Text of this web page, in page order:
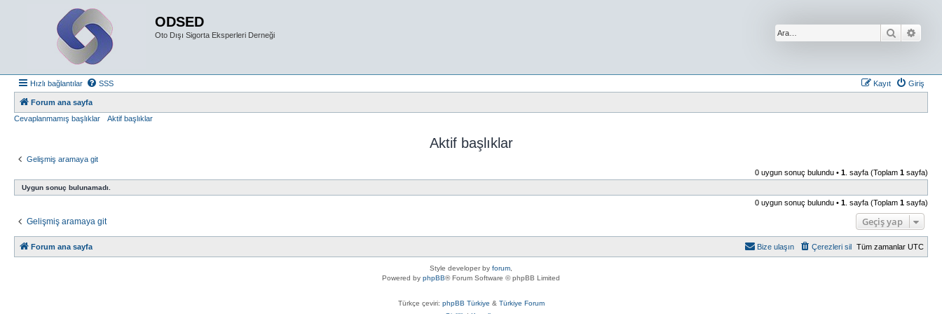
ODSED
Oto Dışı Sigorta Eksperleri Derneği Ara
Hızlı bağlantılar SSS Giriş
Kayıt
Forum ana sayfa
Cevaplanmamış başlıklar
Aktif başlıklar
Aktif başlıklar
Gelişmiş aramaya git
0 uygun sonuç bulundu • 1 . sayfa (Toplam 1 sayfa)
Uygun sonuç bulunamadı.
0 uygun sonuç bulundu • 1 . sayfa (Toplam 1 sayfa)
Gelişmiş aramaya git Geçiş yap
Forum ana sayfa Tüm zamanlar UTC
Çerezleri sil
Bize ulaşın
Style developer by forum
Powered by phpBB® Forum Software © phpBB Limited
Türkçe çeviri: phpBB Türkiye & Türkiye Forum